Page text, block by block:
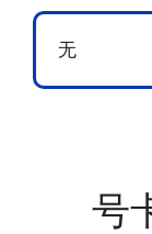
无
号